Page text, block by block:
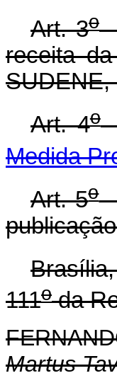
Art. 3o
receita
SUDENE,
Art. 4o
Medida
Art. 5o
111oda
Martus